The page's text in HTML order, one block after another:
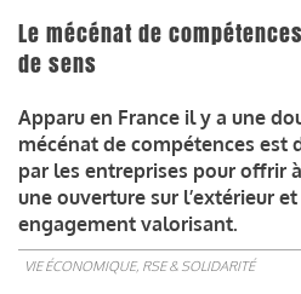
Le mécénat de
de sens
Apparu en France il y a une
mécénat de compétences est
par les entreprises pour offrir
une ouverture sur l’extérieur et
engagement valorisant.
VIE ÉCONOMIQUE, RSE & SOLIDARITÉ